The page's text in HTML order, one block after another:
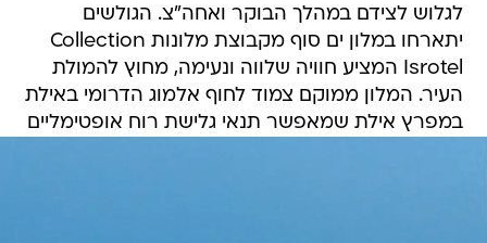
לגלוש לצידם במהלך הבוקר ואחה"צ. הגולשים
יתארחו במלון ים סוף מקבוצת מלונות Collection
Isrotel המציע חוויה שלווה ונעימה, מחוץ להמולת
העיר. המלון ממוקם צמוד לחוף אלמוג הדרומי באילת
במפרץ אילת שמאפשר תנאי גלישת רוח אופטימליים